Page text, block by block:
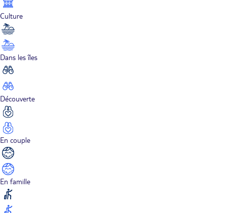
Culture
Dans les îles
Découverte
En couple
En famille